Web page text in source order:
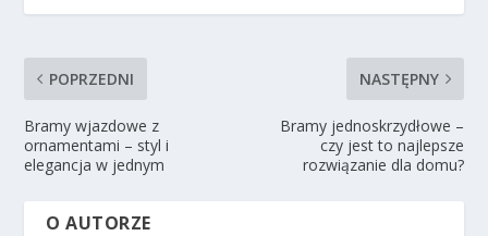
POPRZEDNI
Bramy wjazdowe z
ornamentami – styl i
elegancja w jednym
NASTĘPNY
Bramy jednoskrzydłowe –
czy jest to najlepsze
rozwiązanie dla domu?
O AUTORZE